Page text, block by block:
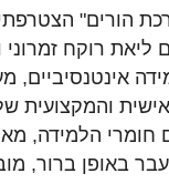
הורים" הצטרפתי
ליאת רוקח זמרוני
למידה
והמקצועית
חומרי הלמידה,
באופן ברור,